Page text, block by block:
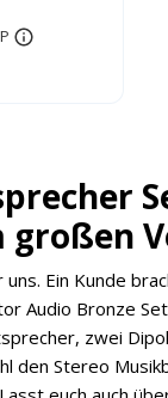
großen
Ein Kunde
Audio Bronze
zwei
den Stereo